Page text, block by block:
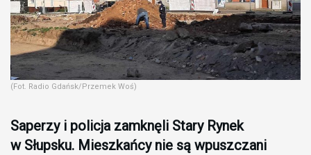
(Fot. Radio Gdańsk/Przemek Woś)
Saperzy i policja zamknęli Stary Rynek
w Słupsku. Mieszkańcy nie są wpuszczani